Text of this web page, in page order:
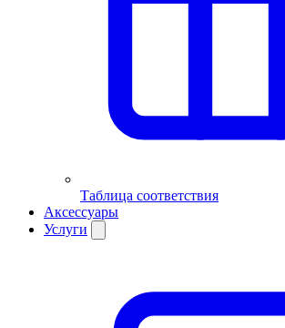
Таблица соответствия
Аксессуары
Услуги